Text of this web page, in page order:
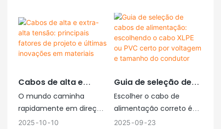
expertise técnica,
capacidade de produção
estável e por se
empenhar ao máximo
demandas globais.
na demanda, a
capacidade de
exportação da Jiangnan
Cable e as perspectivas
é tão fácil quanto pegar
algo que "pareça grosso
o suficiente". É uma
daquelas pequenas
um sistema seguro ou
inseguro e funcionar
bem ou não.
de um ponto a outro e
ajudam a manter
máquinas, luzes e
dispositivos funcionando
os cabos costumam
ficar escondidos atrás de
paredes ou enterrados
no subsolo, muitas
Cabos de alta e
extra-alta tensão:
principais fatores de
projeto e últimas
O mundo caminha
rapidamente em direção
a energias mais limpas e
2025 10 10
Guia de seleção de
cabos de
alimentação:
escolhendo o cabo
Escolher o cabo de
alimentação correto é
um primeiro passo
2025 09 23